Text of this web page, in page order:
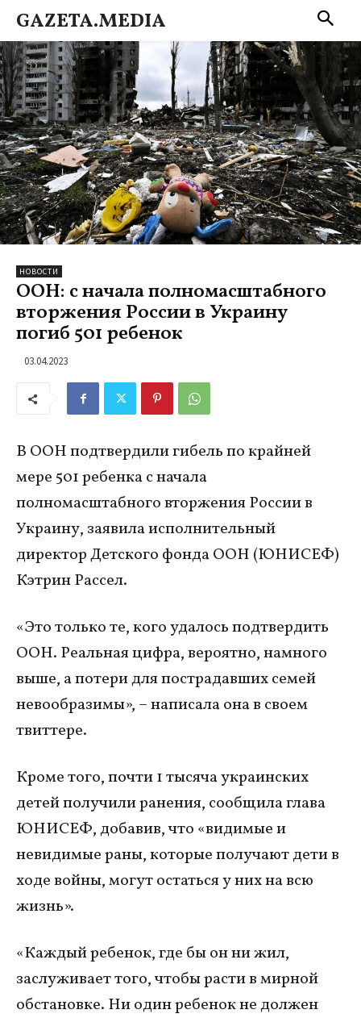
GAZETA.MEDIA
НОВОСТИ
ООН: с начала полномасштабного
вторжения России в Украину
погиб 501 ребенок
03.04.2023
В ООН подтвердили гибель по крайней
мере 501 ребенка с начала
полномасштабного вторжения России в
Украину, заявила исполнительный
директор Детского фонда ООН (ЮНИСЕФ)
Кэтрин Рассел.
«Это только те, кого удалось подтвердить
ООН. Реальная цифра, вероятно, намного
выше, а потери для пострадавших семей
невообразимы», – написала она в своем
твиттере.
Кроме того, почти 1 тысяча украинских
детей получили ранения, сообщила глава
ЮНИСЕФ, добавив, что «видимые и
невидимые раны, которые получают дети в
ходе войны, могут остаться у них на всю
жизнь».
«Каждый ребенок, где бы он ни жил,
заслуживает того, чтобы расти в мирной
обстановке. Ни один ребенок не должен